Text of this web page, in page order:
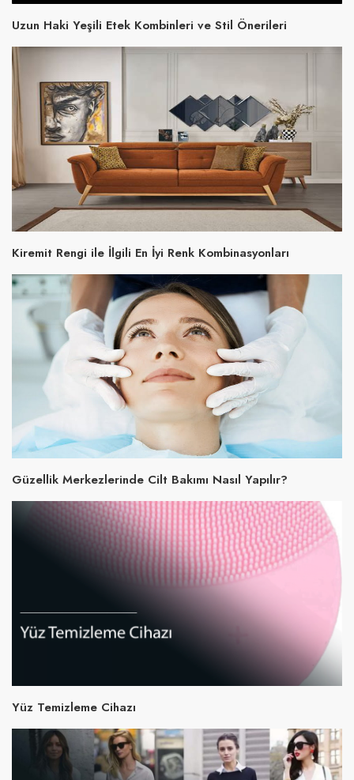
Uzun Haki Yeşili Etek Kombinleri ve Stil Önerileri
Kiremit Rengi ile İlgili En İyi Renk Kombinasyonları
Güzellik Merkezlerinde Cilt Bakımı Nasıl Yapılır?
Yüz Temizleme Cihazı